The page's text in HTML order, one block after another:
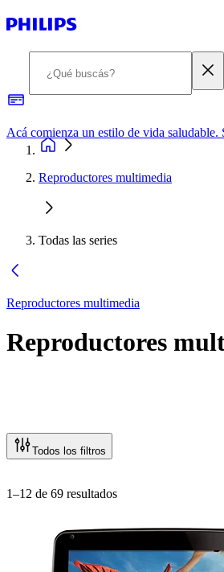
Reproductores multimedia
Todas las series
Reproductores multimedia
Reproductores
Todos los filtros
1–12 de 69 resultados